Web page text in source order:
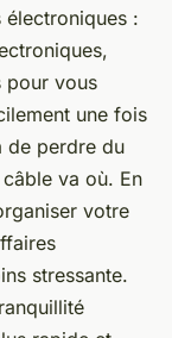
électroniques :
pour vous
une fois
de perdre du
va où. En
votre
stressante.